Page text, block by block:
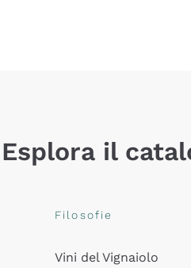
Esplora il
Filosofie
Vini del Vignaiolo